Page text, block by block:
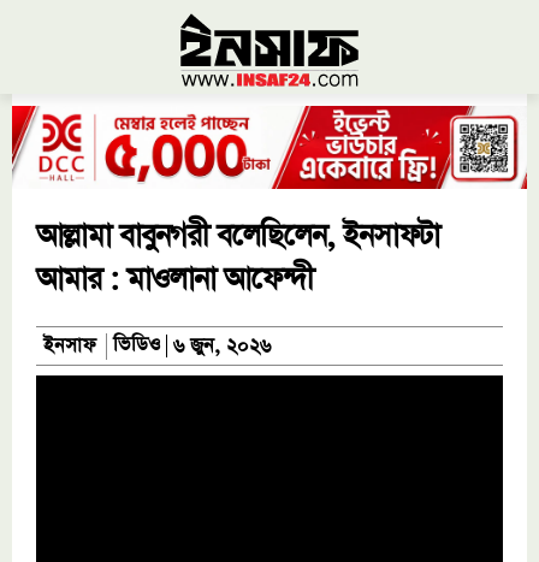
আল্লামা বাবুনগরী বলেছিলেন, ইনসাফটা
আমার : মাওলানা আফেন্দী
ইনসাফ ভিডিও ৬ জুন, ২০২৬